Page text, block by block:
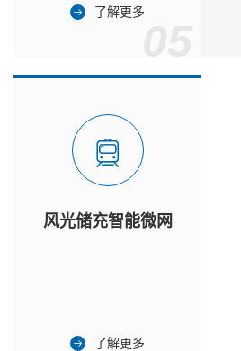
了解更多
风光储充智能微网
了解更多